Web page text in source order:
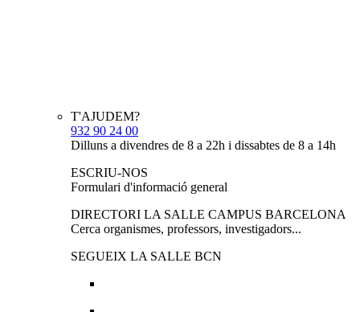
T'AJUDEM?
932 90 24 00
Dilluns a divendres de 8 a 22h i dissabtes de 8 a 14h
ESCRIU-NOS
Formulari d'informació general
DIRECTORI LA SALLE CAMPUS BARCELONA
Cerca organismes, professors, investigadors...
SEGUEIX LA SALLE BCN